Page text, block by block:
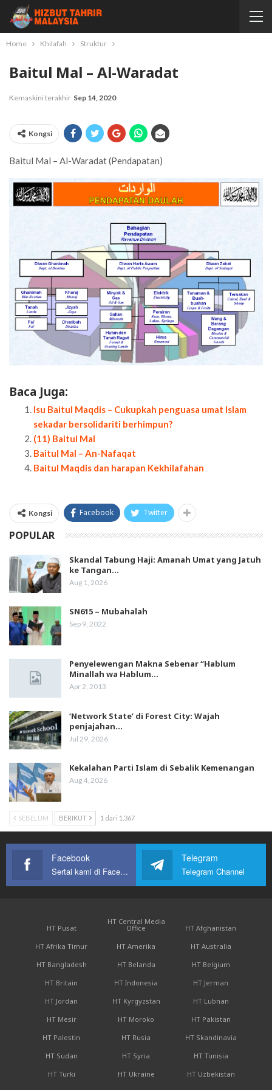
Home Khilafah Struktur
Baitul Mal – Al-Waradat
Kemaskini terakhir Sep 14, 2020
Kongsi
Baitul Mal – Al-Waradat (Pendapatan)
Baca Juga:
Isu Baitul Maqdis – Cukupkah penguasa umat Islam
sekadar bersolidariti berhimpun?
(11) Baitul Mal
Baitul Mal – An-Nafaqat
Baitul Maqdis dan harapan Kekhilafahan
Kongsi Facebook Twitter
POPULAR
Skandal Tabung Haji: Amanah Umat yang Jatuh
ke Tangan…
Aug 1, 2026
SN615 – Mubahalah
Sep 9, 2022
Penyelewengan Makna Sebenar “Hablum
Minallah wa Hablum…
Apr 2, 2013
‘Network State’ di Forest City: Wajah
penjajahan…
Jul 29, 2026
Kekalahan Parti Islam di Sebalik Kemenangan
Aug 4, 2026
SEBELUM BERIKUT 1 dari 1,367
Facebook
Sertai kami di Facebook
Telegram
Telegram Channel
HT Pusat
HT Central Media
Office
HT Afghanistan
HT Afrika Timur
HT Amerika
HT Australia
HT Bangladesh
HT Belanda
HT Belgium
HT Britain
HT Indonesia
HT Jerman
HT Jordan
HT Kyrgyzstan
HT Lubnan
HT Mesir
HT Moroko
HT Pakistan
HT Palestin
HT Rusia
HT Skandinavia
HT Sudan
HT Syria
HT Tunisia
HT Turki
HT Ukraine
HT Uzbekistan